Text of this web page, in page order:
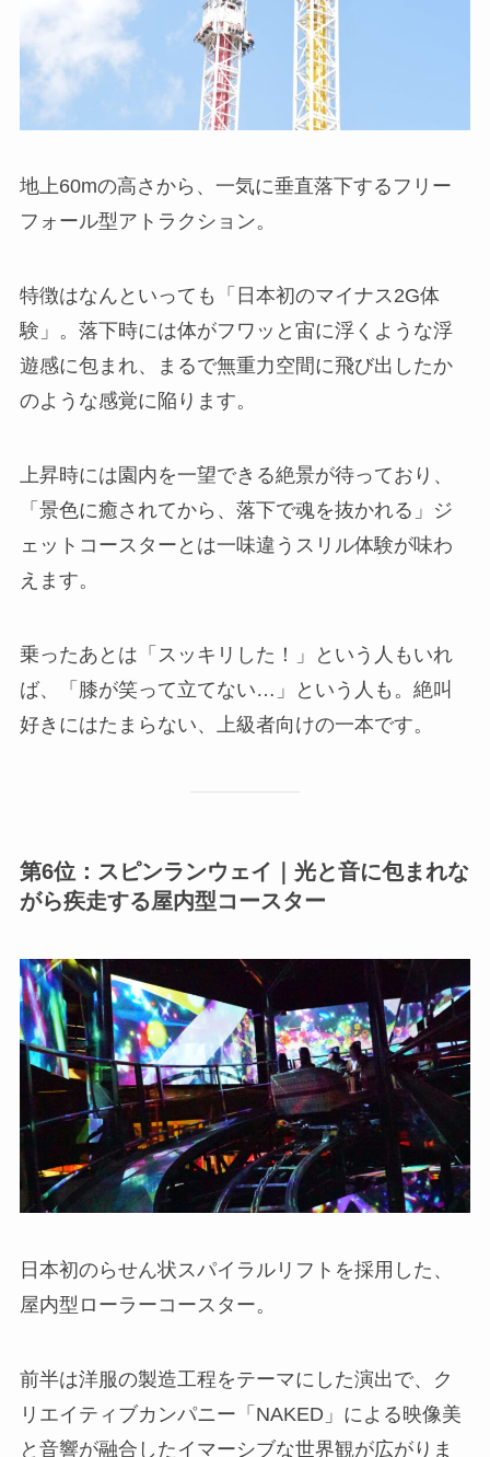
地上60mの高さから、一気に垂直落下するフリー
フォール型アトラクション。
特徴はなんといっても「日本初のマイナス2G体
験」。落下時には体がフワッと宙に浮くような浮
遊感に包まれ、まるで無重力空間に飛び出したか
のような感覚に陥ります。
上昇時には園内を一望できる絶景が待っており、
「景色に癒されてから、落下で魂を抜かれる」ジ
ェットコースターとは一味違うスリル体験が味わ
えます。
乗ったあとは「スッキリした！」という人もいれ
ば、「膝が笑って立てない…」という人も。絶叫
好きにはたまらない、上級者向けの一本です。
第6位：スピンランウェイ｜光と音に包まれな
がら疾走する屋内型コースター
日本初のらせん状スパイラルリフトを採用した、
屋内型ローラーコースター。
前半は洋服の製造工程をテーマにした演出で、ク
リエイティブカンパニー「NAKED」による映像美
と音響が融合したイマーシブな世界観が広がりま